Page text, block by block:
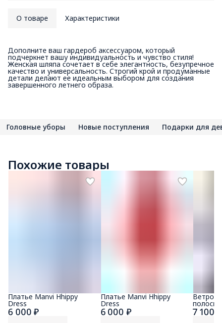
О товаре Характеристики
Дополните ваш гардероб аксессуаром, который
подчеркнет вашу индивидуальность и чувство стиля!
Женская шляпа сочетает в себе элегантность, безупречное
качество и универсальность. Строгий крой и продуманные
детали делают ее идеальным выбором для создания
завершенного летнего образа.
Головные уборы Новые поступления Подарки для
Похожие товары
6 000 ₽
Платье Manvi Hhippy
Dress
6 000 ₽
Платье Manvi Hhippy
Dress
7 100 ₽
полоску